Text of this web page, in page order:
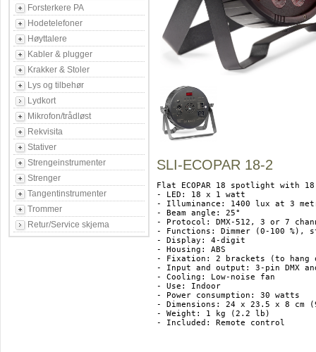
Forsterkere PA
Hodetelefoner
Høyttalere
Kabler & plugger
Krakker & Stoler
Lys og tilbehør
Lydkort
Mikrofon/trådløst
Rekvisita
Stativer
Strengeinstrumenter
Strenger
Tangentinstrumenter
Trommer
Retur/Service skjema
SLI-ECOPAR 18-2
Flat ECOPAR 18 spotlight with
- LED: 18 x 1 watt
- Illuminance: 1400 lux at 3
- Beam angle: 25°
- Protocol: DMX-512, 3 or 7
- Functions: Dimmer (0-100 %),
- Display: 4-digit
- Housing: ABS
- Fixation: 2 brackets (to
- Input and output: 3-pin DMX
- Cooling: Low-noise fan
- Use: Indoor
- Power consumption: 30 watts
- Dimensions: 24 x 23.5 x 8
- Weight: 1 kg (2.2 lb)
- Included: Remote control